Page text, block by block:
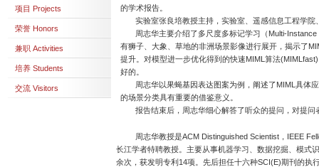
项目 Projects
荣誉 Honors
兼职 Activities
培养 Students
交流 Visitors
的学术报告。
实验室张良培教授主持，实验室、遥感信息工程学院
周志华主要介绍了多尺度多标记学习（Multi-Instance
有狮子、大象、草地的非洲场景影像进行展开，揭示了
提升。对模型进一步优化得到的快速MIML算法
好的。
周志华以果蝇基因表达图案为例，阐述了MIML具体应
的场景分类具有重要的借鉴意义。
报告结束后，周志华细心解答了听众的提问，对提问
周志华教授是ACM Distinguished Scientist，IEEE
长江学者特聘教授。主要从事机器学习、数据挖掘、模式
余次，获发明专利14项。先后担任十六种SCI(E)期刊的执